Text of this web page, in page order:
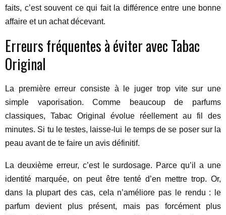
faits, c’est souvent ce qui fait la différence entre une bonne
affaire et un achat décevant.
Erreurs fréquentes à éviter avec Tabac
Original
La première erreur consiste à le juger trop vite sur une
simple vaporisation. Comme beaucoup de parfums
classiques, Tabac Original évolue réellement au fil des
minutes. Si tu le testes, laisse-lui le temps de se poser sur la
peau avant de te faire un avis définitif.
La deuxième erreur, c’est le surdosage. Parce qu’il a une
identité marquée, on peut être tenté d’en mettre trop. Or,
dans la plupart des cas, cela n’améliore pas le rendu : le
parfum devient plus présent, mais pas forcément plus